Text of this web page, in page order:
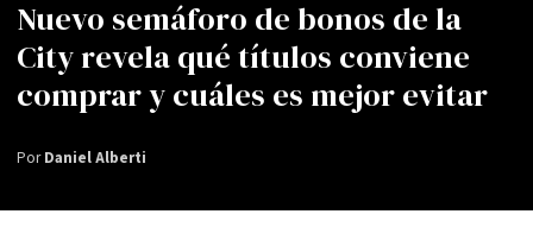
Nuevo semáforo de bonos de la
City revela qué títulos conviene
comprar y cuáles es mejor evitar
PorDaniel Alberti